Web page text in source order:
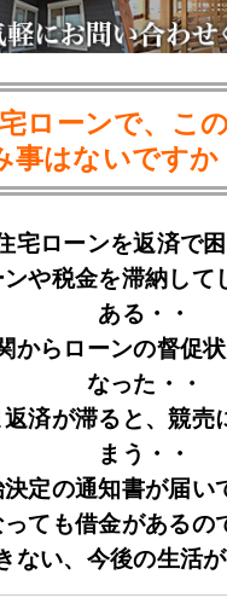
ローンで、こ
事はないです
宅ローンを返済で
や税金を滞納して
ある・・
からローンの督促
なった・・
済が滞ると、競売
まう・・
定の通知書が届い
ても借金があるの
ない、今後の生活